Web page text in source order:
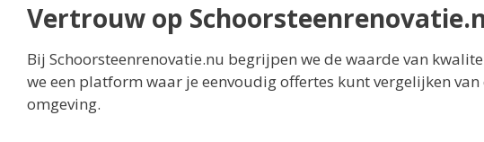
Vertrouw op
Bij Schoorsteenrenovatie.nu begrijpen we de waarde van
we een platform waar je eenvoudig offertes kunt vergelijken
omgeving.